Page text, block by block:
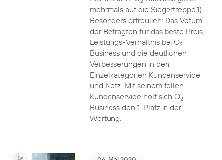
mehrmals auf die Siegertreppe.1)
Besonders erfreulich: Das Votum
der Befragten für das beste Preis-
Leistungs-Verhältnis bei O2
Business und die deutlichen
Verbesserungen in den
Einzelkategorien Kundenservice
und Netz. Mit seinem tollen
Kundenservice holt sich O2
Business den 1. Platz in der
Wertung.